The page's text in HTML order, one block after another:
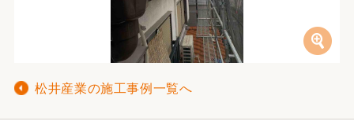
松井産業の施工事例一覧へ